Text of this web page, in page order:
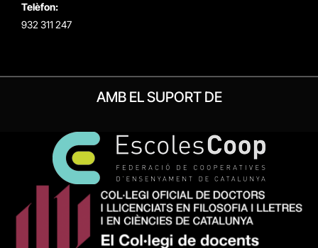
Telèfon:
932 311 247
AMB EL SUPORT DE